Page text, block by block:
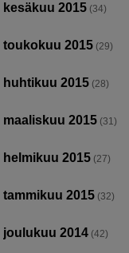
kesäkuu 2015 (34)
toukokuu 2015 (29)
huhtikuu 2015 (28)
maaliskuu 2015 (31)
helmikuu 2015 (27)
tammikuu 2015 (32)
joulukuu 2014 (42)